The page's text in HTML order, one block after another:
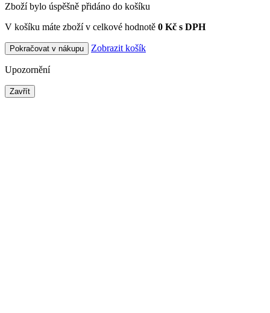
Zboží bylo úspěšně přidáno do košíku
V košíku máte zboží v celkové hodnotě 0 Kč s DPH
Pokračovat v nákupu Zobrazit košík
Upozornění
Zavřít